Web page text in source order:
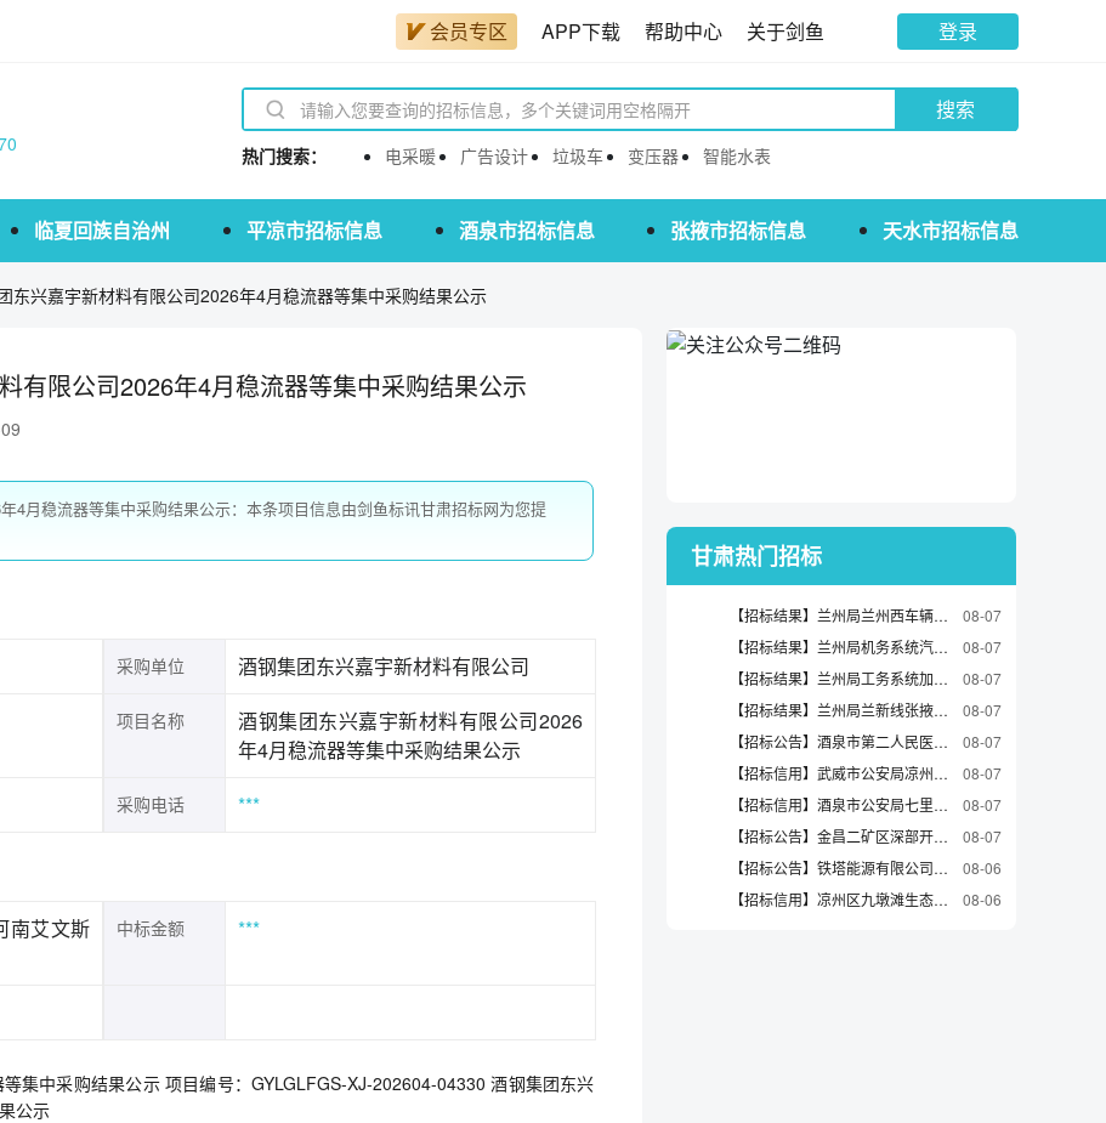
会员专区 APP下载 帮助中心 关于剑鱼 登录
搜索
热门搜索： 电采暖 广告设计 垃圾车 变压器 智能水表
临夏回族自治州 平凉市招标信息 酒泉市招标信息 张掖市招标信息 天水市招标信息
东兴嘉宇新材料有限公司2026年4月稳流器等集中采购结果公示
有限公司2026年4月稳流器等集中采购结果公示
4月稳流器等集中采购结果公示：本条项目信息由剑鱼标讯甘肃招标网为您提
采购单位 酒钢集团东兴嘉宇新材料有限公司
项目名称
酒钢集团东兴嘉宇新材料有限公司2026
年4月稳流器等集中采购结果公示
采购电话 ***
南艾文斯
中标金额 ***
集中采购结果公示 项目编号：GYLGLFGS-XJ-202604-04330 酒钢集团东兴
公示
甘肃热门招标
【招标结果】兰州局兰州西车辆段生产用车更新等流标公告
08-07
【招标结果】兰州局机务系统汽车更新项目（1、3、4包二次）流标公告
08-07
【招标结果】兰州局工务系统加装工电检修装备尾气净化装置中标候选人公示
08-07
【招标结果】兰州局兰新线张掖、桥湾、金昌、玉石、槐安站、武威南站下行出发场改造工程继电器（JYJXC-160/260）采购成交候选人公示
08-07
【招标公告】酒泉市第二人民医院报废资产第三方评估单位采购项目招标公告
08-07
【招标信用】武威市公安局凉州分局武威市公安局凉州分局车辆维修和保养服务直接选定采购合同政府采购合同公告
08-07
【招标信用】酒泉市公安局七里镇分局酒泉市公安局七里镇分局其他印刷服务直接选定采购合同政府采购合同公告
08-07
【招标公告】金昌二矿区深部开采工程-30行盲副井安装工程-装饰装修材料询价通知
08-07
【招标公告】铁塔能源有限公司甘肃省分公司2026年兰州市绿茵花园充电站建设施工采购项目（三次）-询比公告
08-06
【招标信用】凉州区九墩滩生态建设指挥部凉州区九墩滩生态建设指挥部其他印刷服务直接选定采购合同政府采购合同公告
08-06